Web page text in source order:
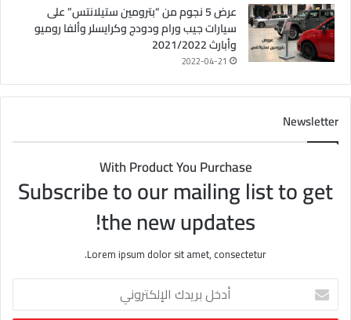
عرض 5 نجوم من “بترومين ستيلانتس” على
سيارات جيب ورام ودودج وكرايسلر وألفا روميو
وأبارث 2021/2022
2022-04-21
Newsletter
With Product You Purchase
Subscribe to our mailing list to get
the new updates!
Lorem ipsum dolor sit amet, consectetur.